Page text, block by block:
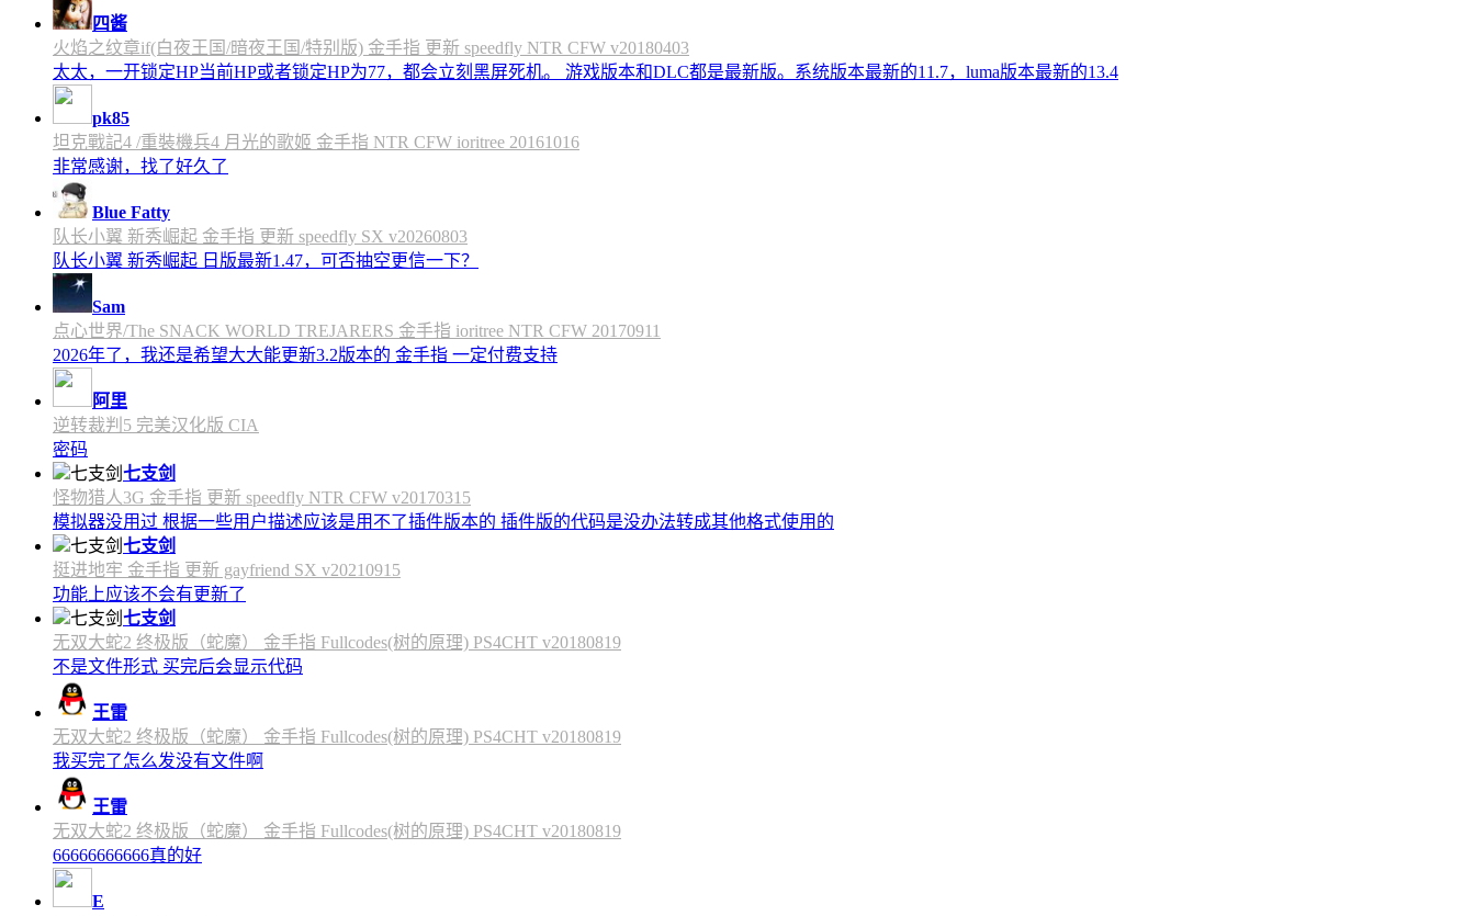
四酱
火焰之纹章if(白夜王国/暗夜王国/特别版) 金手指 更新 speedfly NTR CFW v20180403
太太，一开锁定HP当前HP或者锁定HP为77，都会立刻黑屏死机。 游戏版本和DLC都是最新版。系统版本最新的11.7，luma版本最新的13.4
pk85
坦克戰記4 /重裝機兵4 月光的歌姬 金手指 NTR CFW ioritree 20161016
非常感谢，找了好久了
Blue Fatty
队长小翼 新秀崛起 金手指 更新 speedfly SX v20260803
队长小翼 新秀崛起 日版最新1.47，可否抽空更信一下？
Sam
点心世界/The SNACK WORLD TREJARERS 金手指 ioritree NTR CFW 20170911
2026年了，我还是希望大大能更新3.2版本的 金手指 一定付费支持
阿里
逆转裁判5 完美汉化版 CIA
密码
七支剑
怪物猎人3G 金手指 更新 speedfly NTR CFW v20170315
模拟器没用过 根据一些用户描述应该是用不了插件版本的 插件版的代码是没办法转成其他格式使用的
七支剑
挺进地牢 金手指 更新 gayfriend SX v20210915
功能上应该不会有更新了
七支剑
无双大蛇2 终极版（蛇魔） 金手指 Fullcodes(树的原理) PS4CHT v20180819
不是文件形式 买完后会显示代码
王雷
无双大蛇2 终极版（蛇魔） 金手指 Fullcodes(树的原理) PS4CHT v20180819
我买完了怎么发没有文件啊
王雷
无双大蛇2 终极版（蛇魔） 金手指 Fullcodes(树的原理) PS4CHT v20180819
66666666666真的好
E